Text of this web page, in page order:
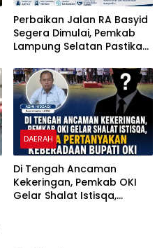
Perbaikan Jalan RA Basyid
Segera Dimulai, Pemkab
Lampung Selatan Pastikan
Aman dan Nyaman
DAERAH
Di Tengah Ancaman
Kekeringan, Pemkab OKI
Gelar Shalat Istisqa,